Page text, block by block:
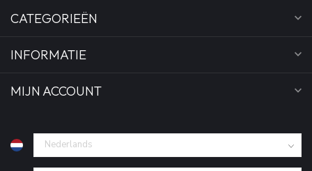
CATEGORIEËN
INFORMATIE
MIJN ACCOUNT